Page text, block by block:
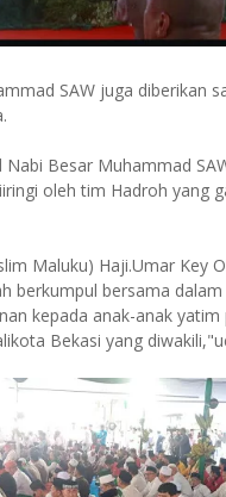
SAW juga diberikan
Besar Muhammad
oleh tim Hadroh yang
Maluku) Haji.Umar Key
berkumpul bersama
kepada anak-anak
Bekasi yang